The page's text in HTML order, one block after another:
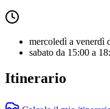
mercoledì a venerdì
sabato da 15:00 a
Itinerario